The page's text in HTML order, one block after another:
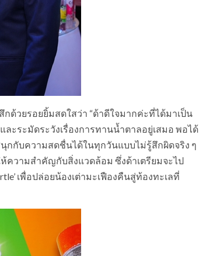
กด้วยรอยยิ้มสดใสว่า “ด้าดีใจมากค่ะที่ได้มาเป็น
ะระมัดระวังเรื่องการทานน้ำตาลอยู่เสมอ พอได้
นุกกับความสดชื่นได้ในทุกวันแบบไม่รู้สึกผิดจริง ๆ
ความสำคัญกับสิ่งแวดล้อม ซึ่งด้าเตรียมจะไป
เพื่อปล่อยน้องเต่ามะเฟืองคืนสู่ท้องทะเลที่